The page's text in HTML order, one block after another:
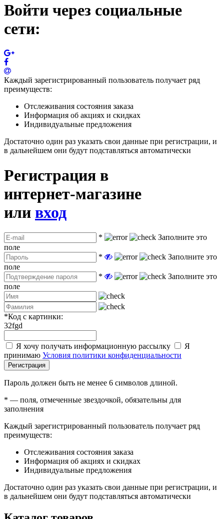
Войти через социальные
сети:
Каждый зарегистрированный пользователь получает ряд
преимуществ:
Отслеживания состояния заказа
Информация об акциях и скидках
Индивидуальные предложения
Достаточно один раз указать свои данные при регистрации, и
в дальнейшем они будут подставляться автоматически
Регистрация в
интернет-магазине
или вход
*
Заполните это
поле
*
Заполните это
поле
*
Заполните это
поле
*Код с картинки:
32fgd
Я хочу получать информационную рассылку
Я
принимаю Условия политики конфиденциальности
Регистрация
Пароль должен быть не менее 6 символов длиной.
* — поля, отмеченные звездочкой, обязательны для
заполнения
Каждый зарегистрированный пользователь получает ряд
преимуществ:
Отслеживания состояния заказа
Информация об акциях и скидках
Индивидуальные предложения
Достаточно один раз указать свои данные при регистрации, и
в дальнейшем они будут подставляться автоматически